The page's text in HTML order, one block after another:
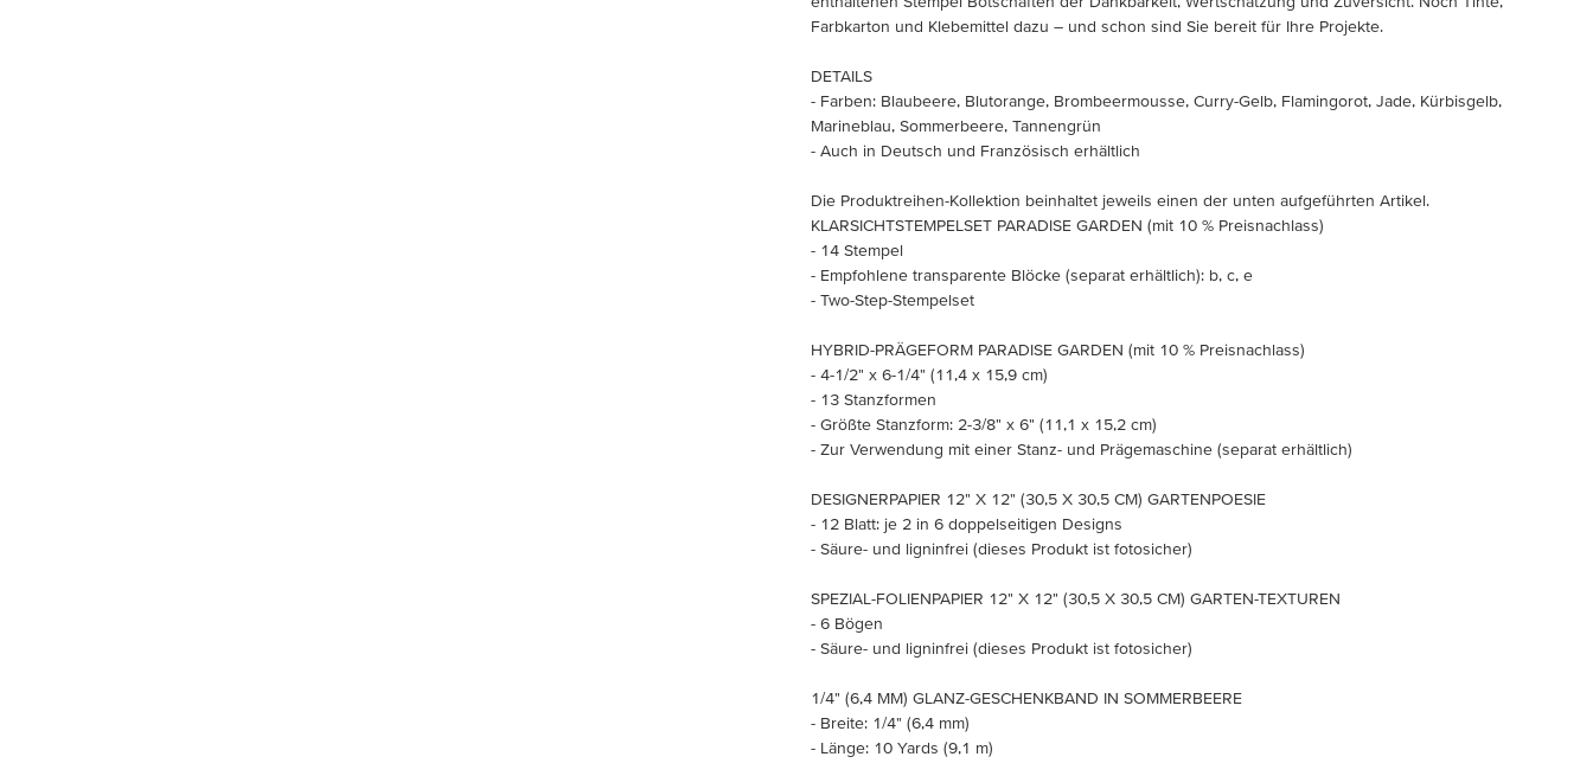
Farbkarton und Klebemittel dazu – und schon sind Sie bereit für Ihre Projekte.
DETAILS
- Farben: Blaubeere, Blutorange, Brombeermousse, Curry-Gelb, Flamingorot, Jade, Kürbisgelb,
Marineblau, Sommerbeere, Tannengrün
- Auch in Deutsch und Französisch erhältlich
Die Produktreihen-Kollektion beinhaltet jeweils einen der unten aufgeführten Artikel.
KLARSICHTSTEMPELSET PARADISE GARDEN (mit 10 % Preisnachlass)
- 14 Stempel
- Empfohlene transparente Blöcke (separat erhältlich): b, c, e
- Two-Step-Stempelset
HYBRID-PRÄGEFORM PARADISE GARDEN (mit 10 % Preisnachlass)
- 4-1/2" x 6-1/4" (11,4 x 15,9 cm)
- 13 Stanzformen
- Größte Stanzform: 2-3/8" x 6" (11,1 x 15,2 cm)
- Zur Verwendung mit einer Stanz- und Prägemaschine (separat erhältlich)
DESIGNERPAPIER 12" X 12" (30,5 X 30,5 CM) GARTENPOESIE
- 12 Blatt: je 2 in 6 doppelseitigen Designs
- Säure- und ligninfrei (dieses Produkt ist fotosicher)
SPEZIAL-FOLIENPAPIER 12" X 12" (30,5 X 30,5 CM) GARTEN-TEXTUREN
- 6 Bögen
- Säure- und ligninfrei (dieses Produkt ist fotosicher)
1/4" (6,4 MM) GLANZ-GESCHENKBAND IN SOMMERBEERE
- Breite: 1/4" (6,4 mm)
- Länge: 10 Yards (9,1 m)